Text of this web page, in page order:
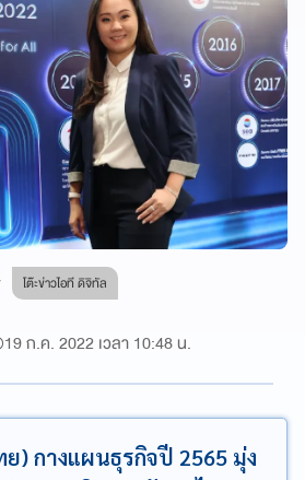
โต๊ะข่าวไอที ดิจิทัล
19 ก.ค. 2022 เวลา 10:48 น.
) กางแผนธุรกิจปี 2565 มุ่ง